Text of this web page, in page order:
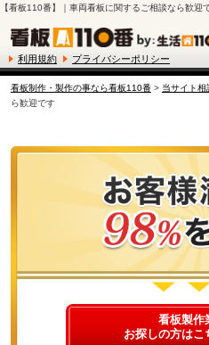
【看板110番】｜車両看板に関するご相談なら歓迎
利用規約 プライバシーポリシー
看板制作・製作の事なら看板110番> 当サイト相
ら歓迎です
看板製作
お探しの方はこ